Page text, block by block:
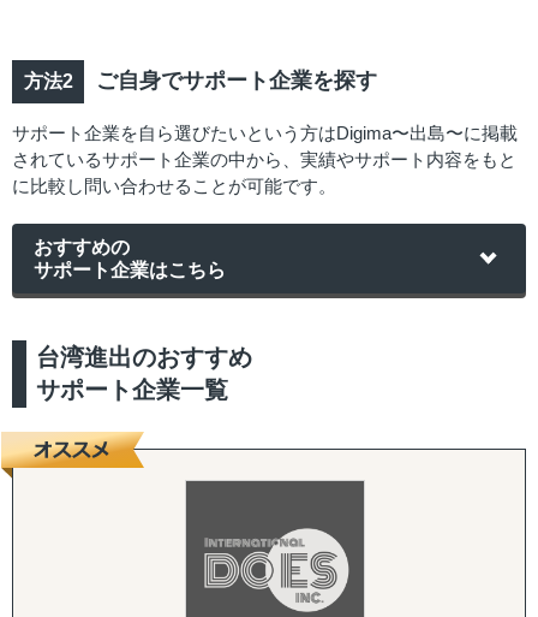
ご自身でサポート企業を探す
サポート企業を自ら選びたいという方はDigima〜出島〜に掲載
されているサポート企業の中から、実績やサポート内容をもと
に比較し問い合わせることが可能です。
おすすめの
サポート企業はこちら
台湾進出のおすすめ
サポート企業一覧